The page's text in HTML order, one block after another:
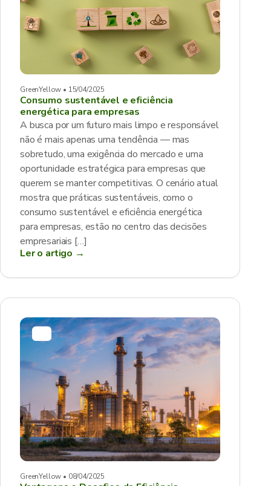
GreenYellow • 15/04/2025
Consumo sustentável e eficiência
energética para empresas
A busca por um futuro mais limpo e responsável
não é mais apenas uma tendência — mas
sobretudo, uma exigência do mercado e uma
oportunidade estratégica para empresas que
querem se manter competitivas. O cenário atual
mostra que práticas sustentáveis, como o
consumo sustentável e eficiência energética
para empresas, estão no centro das decisões
empresariais […]
Ler o artigo →
GreenYellow • 08/04/2025